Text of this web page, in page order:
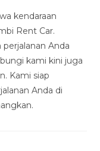
kendaraan
Rent Car.
Anda
kami kini juga
Kami siap
Anda di